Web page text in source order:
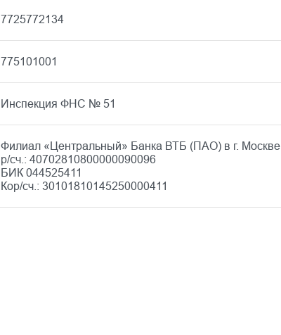
7725772134
775101001
Инспекция ФНС № 51
Филиал «Центральный» Банка ВТБ (ПАО) в г. Москве
р/сч.: 40702810800000090096
БИК 044525411
Кор/сч.: 30101810145250000411